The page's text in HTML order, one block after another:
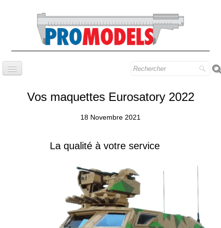
Trouver nos modèles
Vos maquettes Eurosatory 2022
18 Novembre 2021
La qualité à votre service